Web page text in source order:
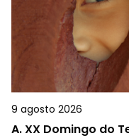
9 agosto 2026
A.XX Domingo do